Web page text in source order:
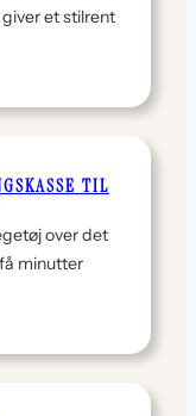
et stilrent
TIL
over det
minutter